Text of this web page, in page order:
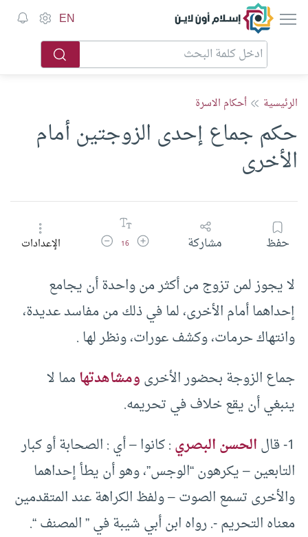
إسلام أون لاين EN
الرئيسية أحكام الاسرة
حكم جماع إحدى الزوجتين أمام
الأخرى
حفظ مشاركة زيادة حجم الخط
16 تقليل حجم الخطالإعدادات
لا يجوز لمن تزوج من أكثر من واحدة أن يجامع
إحداهما أمام الأخرى، لما في ذلك من مفاسد عديدة،
وانتهاك حرمات، وكشف عورات، ونظر لها .
جماع الزوجة بحضور الأخرىومشاهدتهامما لا
ينبغي أن يقع خلاف في تحريمه.
1- قال
الحسن البصري: كانوا – أي : الصحابة أو كبار
التابعين – يكرهون “الوجس”، وهو أن يطأ إحداهما
والأخرى تسمع الصوت – ولفظ الكراهة عند المتقدمين
معناه التحريم -. رواه ابن أبي شيبة في ” المصنف “.